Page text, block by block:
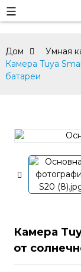
Дом Умная
Камера Tuya
батареи
Камера
от